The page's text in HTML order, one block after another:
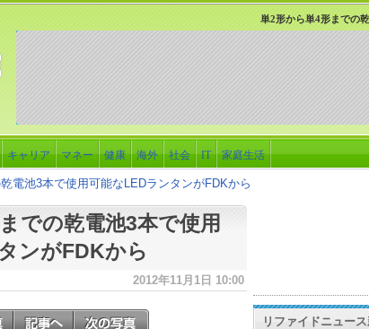
単2形から単4形までの
キャリア マネー 健康 海外 社会 IT 家庭生活
電池3本で使用可能なLEDランタンがFDKから
での乾電池3本で使用
ンがFDKから
2012年11月1日 10:00
リファイドニュー